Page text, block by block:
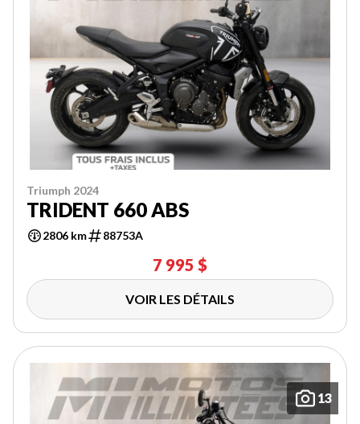
Triumph 2024
TRIDENT 660 ABS
2806 km 88753A
7 995 $
VOIR LES DÉTAILS
13